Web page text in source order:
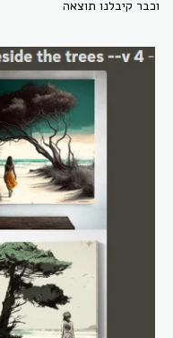
וכבר קיבלנו תוצאה